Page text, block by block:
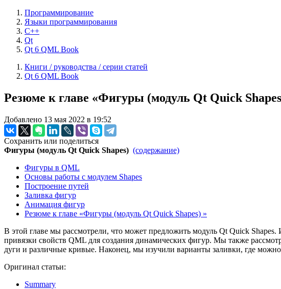
Программирование
Языки программирования
C++
Qt
Qt 6 QML Book
Книги / руководства / серии статей
Qt 6 QML Book
Резюме к главе «Фигуры (модуль Qt Quick
Добавлено 13 мая 2022 в 19:52
Сохранить или поделиться
Фигуры (модуль Qt Quick Shapes) (содержание)
Фигуры в QML
Основы работы с модулем Shapes
Построение путей
Заливка фигур
Анимация фигур
Резюме к главе «Фигуры (модуль Qt Quick Shapes) »
В этой главе мы рассмотрели, что может предложить модуль Qt Quick
привязки свойств QML для создания динамических фигур. Мы также
дуги и различные кривые. Наконец, мы изучили варианты заливки, где
Оригинал статьи:
Summary